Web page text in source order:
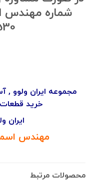
شماره مهندس
مجموعه ایران ولوو ,
خرید
مهندس
محصولات مرتبط